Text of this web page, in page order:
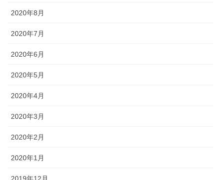
2020年8月
2020年7月
2020年6月
2020年5月
2020年4月
2020年3月
2020年2月
2020年1月